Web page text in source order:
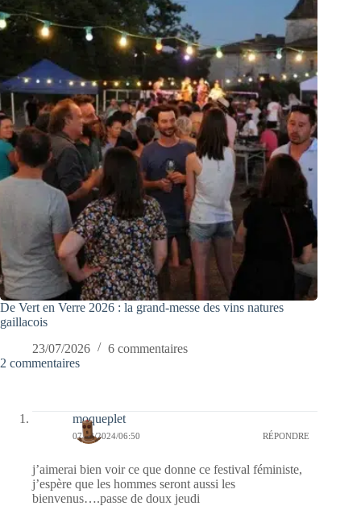
De Vert en Verre 2026 : la grand-messe des vins natures
gaillacois
23/07/2026
6 commentaires
2 commentaires
moqueplet
07/03/2024/06:50 RÉPONDRE
j’aimerai bien voir ce que donne ce festival féministe,
j’espère que les hommes seront aussi les
bienvenus….passe de doux jeudi